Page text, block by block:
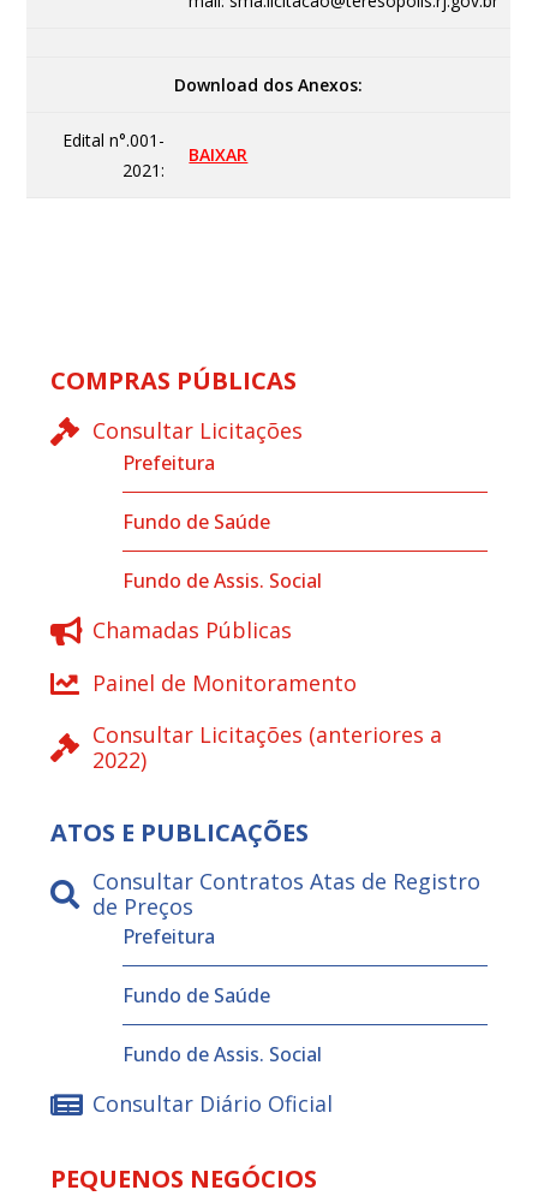
Download dos Anexos:
Edital n°.001-
2021:
BAIXAR
COMPRAS PÚBLICAS
Consultar Licitações
Prefeitura
Fundo de Saúde
Fundo de Assis. Social
Chamadas Públicas
Painel de Monitoramento
Consultar Licitações (anteriores a
2022)
ATOS E PUBLICAÇÕES
Consultar Contratos Atas de Registro
de Preços
Prefeitura
Fundo de Saúde
Fundo de Assis. Social
Consultar Diário Oficial
PEQUENOS NEGÓCIOS